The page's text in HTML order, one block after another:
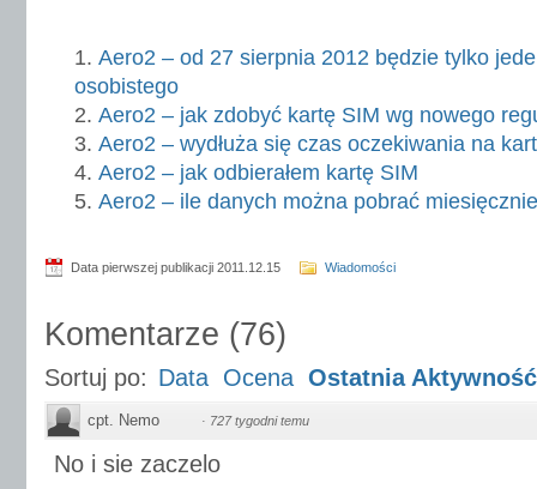
Aero2 – od 27 sierpnia 2012 będzie tylko
osobistego
Aero2 – jak zdobyć kartę SIM wg nowego
Aero2 – wydłuża się czas oczekiwania na
Aero2 – jak odbierałem kartę SIM
Aero2 – ile danych można pobrać
Data pierwszej publikacji 2011.12.15 Wiadomości
Komentarze (76)
Sortuj po: Data Ocena Ostatnia Aktywność
cpt. Nemo · 727 tygodni temu
No i sie zaczelo